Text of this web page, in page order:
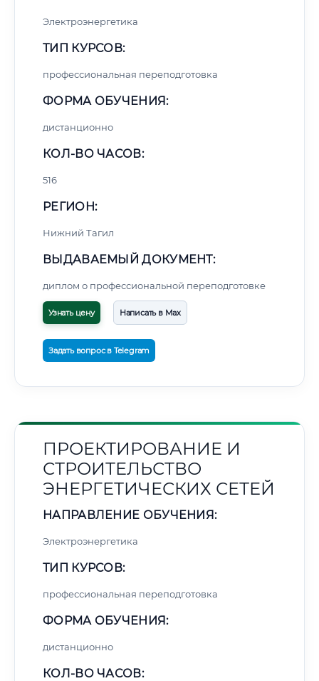
Электроэнергетика
ТИП КУРСОВ:
профессиональная переподготовка
ФОРМА ОБУЧЕНИЯ:
дистанционно
КОЛ-ВО ЧАСОВ:
516
РЕГИОН:
Нижний Тагил
ВЫДАВАЕМЫЙ ДОКУМЕНТ:
диплом о профессиональной переподготовке
Узнать цену Написать в Max
Задать вопрос в Telegram
ПРОЕКТИРОВАНИЕ И
СТРОИТЕЛЬСТВО
ЭНЕРГЕТИЧЕСКИХ СЕТЕЙ
НАПРАВЛЕНИЕ ОБУЧЕНИЯ:
Электроэнергетика
ТИП КУРСОВ:
профессиональная переподготовка
ФОРМА ОБУЧЕНИЯ:
дистанционно
КОЛ-ВО ЧАСОВ: